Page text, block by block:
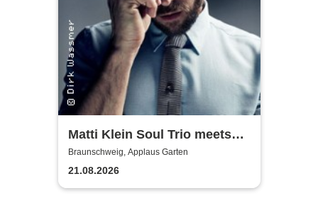
Matti Klein Soul Trio meets
Max Mutzke
Braunschweig, Applaus Garten
21.08.2026